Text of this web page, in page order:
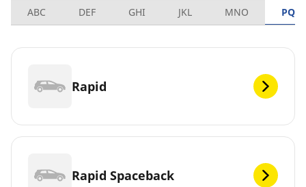
ABC DEF GHI JKL MNO PQRS
Rapid
Rapid Spaceback